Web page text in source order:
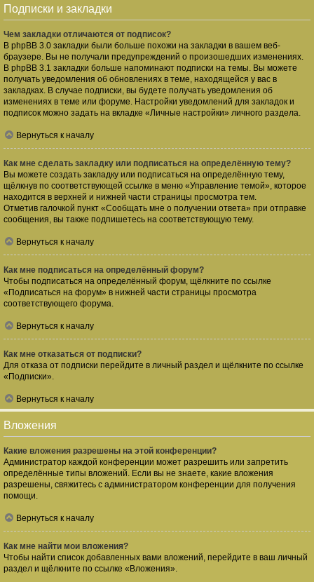
Подписки и закладки
Чем закладки отличаются от подписок?
В phpBB 3.0 закладки были больше похожи на закладки в вашем веб-
браузере. Вы не получали предупреждений о произошедших изменениях.
В phpBB 3.1 закладки больше напоминают подписки на темы. Вы можете
получать уведомления об обновлениях в теме, находящейся у вас в
закладках. В случае подписки, вы будете получать уведомления об
изменениях в теме или форуме. Настройки уведомлений для закладок и
подписок можно задать на вкладке «Личные настройки» личного раздела.
Вернуться к началу
Как мне сделать закладку или подписаться на определённую тему?
Вы можете создать закладку или подписаться на определённую тему,
щёлкнув по соответствующей ссылке в меню «Управление темой», которое
находится в верхней и нижней части страницы просмотра тем.
Отметив галочкой пункт «Сообщать мне о получении ответа» при отправке
сообщения, вы также подпишетесь на соответствующую тему.
Вернуться к началу
Как мне подписаться на определённый форум?
Чтобы подписаться на определённый форум, щёлкните по ссылке
«Подписаться на форум» в нижней части страницы просмотра
соответствующего форума.
Вернуться к началу
Как мне отказаться от подписки?
Для отказа от подписки перейдите в личный раздел и щёлкните по ссылке
«Подписки».
Вернуться к началу
Вложения
Какие вложения разрешены на этой конференции?
Администратор каждой конференции может разрешить или запретить
определённые типы вложений. Если вы не знаете, какие вложения
разрешены, свяжитесь с администратором конференции для получения
помощи.
Вернуться к началу
Как мне найти мои вложения?
Чтобы найти список добавленных вами вложений, перейдите в ваш личный
раздел и щёлкните по ссылке «Вложения».